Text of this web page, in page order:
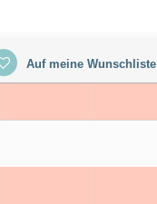
Auf meine Wunschliste